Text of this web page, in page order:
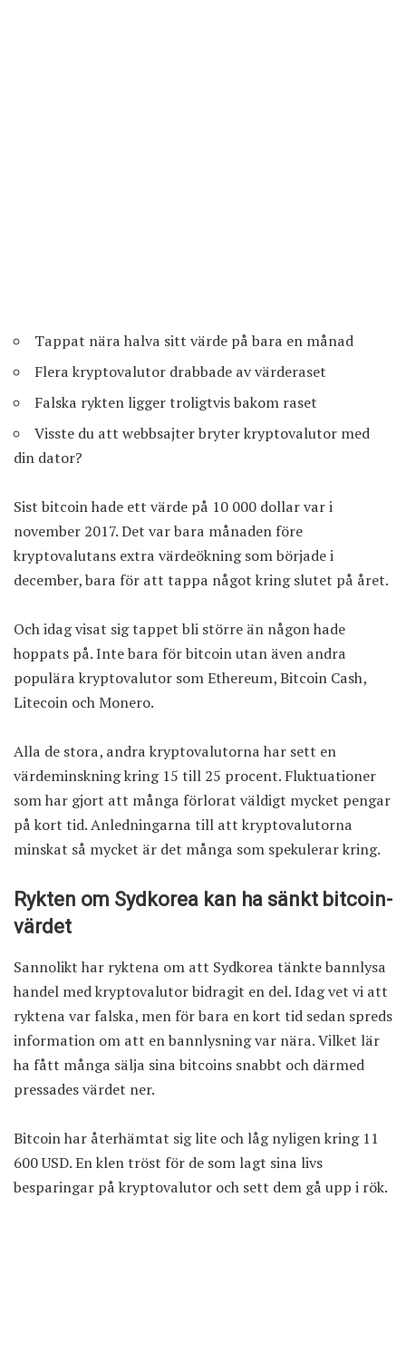
Tappat nära halva sitt värde på bara en månad
Flera kryptovalutor drabbade av värderaset
Falska rykten ligger troligtvis bakom raset
Visste du att webbsajter bryter kryptovalutor med
din dator?
Sist bitcoinhade ett värde på 10 000 dollar var i
november 2017. Det var bara månaden före
kryptovalutans extra värdeökning som började i
december, bara för att tappa något kring slutet på året.
Och idag visat sig tappet bli större än någon hade
hoppats på. Inte bara för bitcoin utan även andra
populära kryptovalutor som Ethereum, Bitcoin Cash,
Litecoin och Monero.
Alla de stora, andra kryptovalutorna har sett en
värdeminskning kring 15 till 25 procent. Fluktuationer
som har gjort att många förlorat väldigt mycket pengar
på kort tid. Anledningarna till att kryptovalutorna
minskat så mycket är det många som spekulerar kring.
Rykten om Sydkorea kan ha sänkt bitcoin-
värdet
Sannolikt har ryktena om att Sydkorea tänkte bannlysa
handel med kryptovalutor bidragit en del. Idag vet vi att
ryktena var falska, men för bara en kort tid sedan spreds
information om att en bannlysning var nära. Vilket lär
ha fått många sälja sina bitcoins snabbt och därmed
pressades värdet ner.
Bitcoin har återhämtat sig lite och låg nyligen kring 11
600 USD. En klen tröst för de som lagt sina livs
besparingar på kryptovalutor och sett dem gå upp i rök.